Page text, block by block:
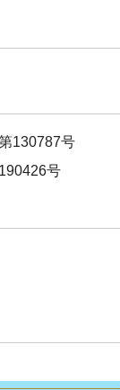
130787号
号